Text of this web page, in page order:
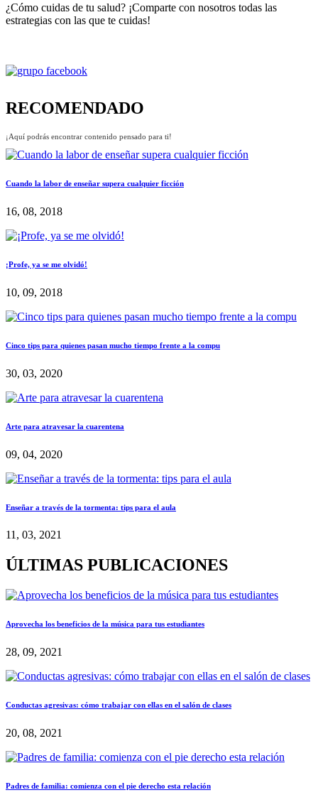
¿Cómo cuidas de tu salud? ¡Comparte con nosotros todas las
estrategias con las que te cuidas!
RECOMENDADO
¡Aquí podrás encontrar contenido pensado para ti!
Cuando la labor de enseñar supera cualquier ficción
16, 08, 2018
¡Profe, ya se me olvidó!
10, 09, 2018
Cinco tips para quienes pasan mucho tiempo frente a la compu
30, 03, 2020
Arte para atravesar la cuarentena
09, 04, 2020
Enseñar a través de la tormenta: tips para el aula
11, 03, 2021
ÚLTIMAS PUBLICACIONES
Aprovecha los beneficios de la música para tus estudiantes
28, 09, 2021
Conductas agresivas: cómo trabajar con ellas en el salón de clases
20, 08, 2021
Padres de familia: comienza con el pie derecho esta relación